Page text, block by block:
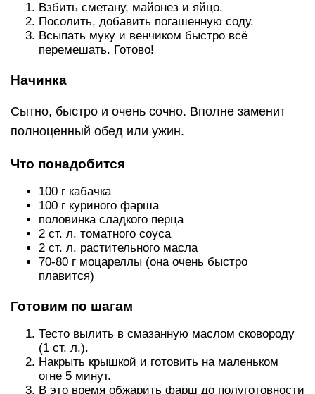
Взбить сметану, майонез и яйцо.
Посолить, добавить погашенную соду.
Всыпать муку и венчиком быстро всё
перемешать. Готово!
Начинка
Сытно, быстро и очень сочно. Вполне заменит
полноценный обед или ужин.
Что понадобится
100 г кабачка
100 г куриного фарша
половинка сладкого перца
2 ст. л. томатного соуса
2 ст. л. растительного масла
70-80 г моцареллы (она очень быстро
плавится)
Готовим по шагам
Тесто вылить в смазанную маслом сковороду
(1 ст. л.).
Накрыть крышкой и готовить на маленьком
огне 5 минут.
В это время обжарить фарш до полуготовности